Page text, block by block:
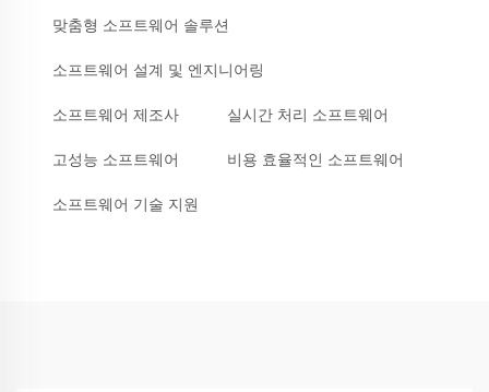
맞춤형 소프트웨어 솔루션
소프트웨어 설계 및 엔지니어링
소프트웨어 제조사 실시간 처리 소프트웨어
고성능 소프트웨어 비용 효율적인 소프트웨어
소프트웨어 기술 지원